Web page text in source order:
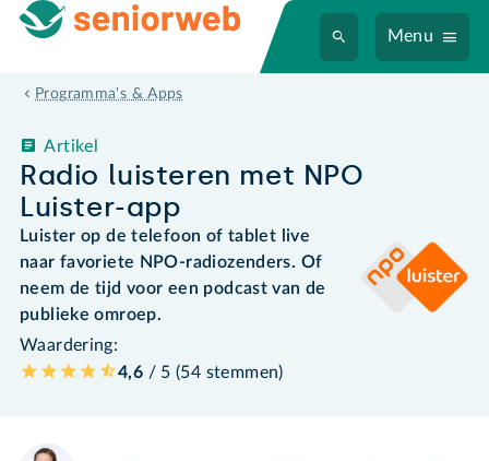
Menu
Programma's & Apps
Radio luisteren met NPO
Luister-app
Artikel
Luister op de telefoon of tablet live
naar favoriete NPO-radiozenders. Of
neem de tijd voor een podcast van de
publieke omroep.
Waardering:
4,6 / 5 (54 stemmen)